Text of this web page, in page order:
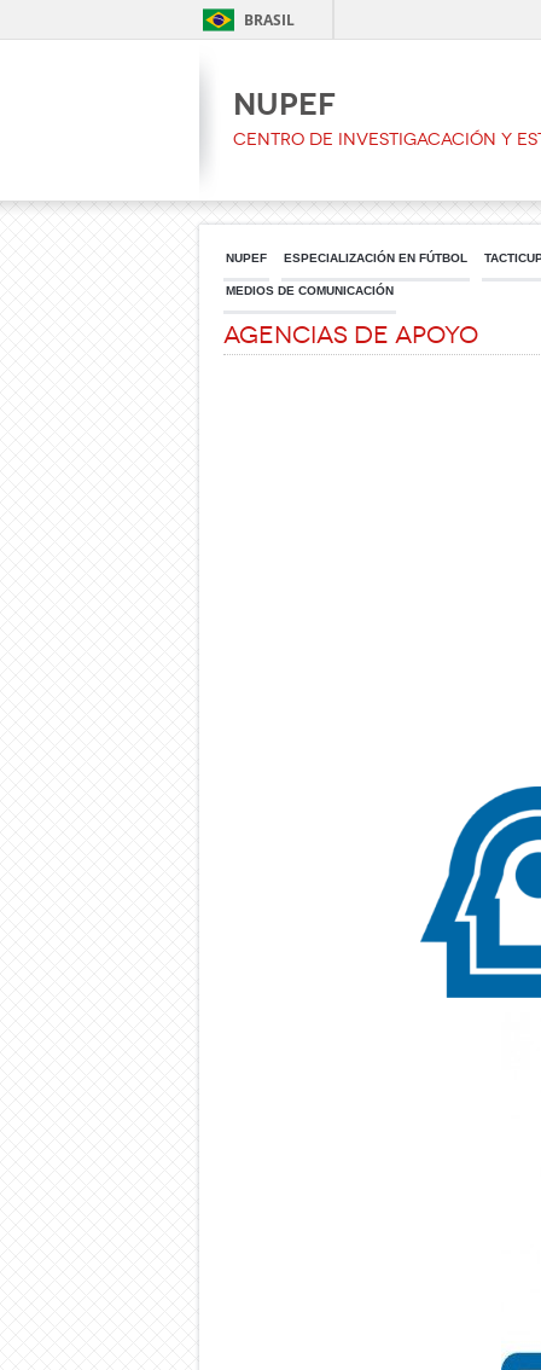
BRASIL
NUPEF
CENTRO DE INVESTIGACACIÓN Y
NUPEF ESPECIALIZACIÓN EN FÚTBOL
MEDIOS DE COMUNICACIÓN
Agencias de Apoyo